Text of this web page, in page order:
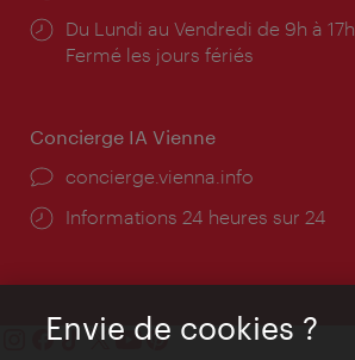
Horaires
d'ouverture:
Du Lundi au Vendredi de 9h à 17h
Fermé les jours fériés
Concierge IA Vienne
Ort:
concierge.vienna.info
Öffnungszeiten:
Informations 24 heures sur 24
Envie de cookies ?